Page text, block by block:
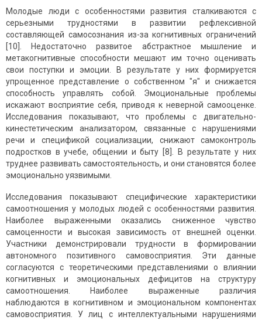
Молодые люди с особенностями развития сталкиваются с
серьезными трудностями в развитии рефлексивной
составляющей самосознания из-за когнитивных ограничений
[10]. Недостаточно развитое абстрактное мышление и
метакогнитивные способности мешают им точно оценивать
свои поступки и эмоции. В результате у них формируется
упрощенное представление о собственном "я" и снижается
способность управлять собой. Эмоциональные проблемы
искажают восприятие себя, приводя к неверной самооценке.
Исследования показывают, что проблемы с двигательно-
кинестетическим анализатором, связанные с нарушениями
речи и спецификой социализации, снижают самоконтроль
подростков в учебе, общении и быту [8]. В результате у них
труднее развивать самостоятельность, и они становятся более
эмоционально уязвимыми.
Исследования показывают специфические характеристики
самоотношения у молодых людей с особенностями развития.
Наиболее выраженными оказались сниженное чувство
самоценности и высокая зависимость от внешней оценки.
Участники демонстрировали трудности в формировании
автономного позитивного самовосприятия. Эти данные
согласуются с теоретическими представлениями о влиянии
когнитивных и эмоциональных дефицитов на структуру
самоотношения. Наиболее выраженные различия
наблюдаются в когнитивном и эмоциональном компонентах
самовосприятия. У лиц с интеллектуальными нарушениями